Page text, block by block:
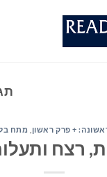
+ פרק ראשון מתח